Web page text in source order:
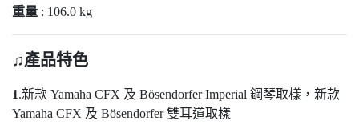
重量 : 106.0 kg
♫產品特色
1.新款 Yamaha CFX 及 Bösendorfer Imperial 鋼琴取樣，新款
Yamaha CFX 及 Bösendorfer 雙耳道取樣